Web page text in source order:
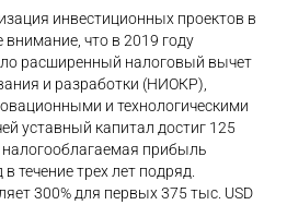
инвестиционных проектов в
внимание, что в 2019 году
расширенный налоговый вычет
и разработки (НИОКР),
и технологическими
уставный капитал достиг 125
налогооблагаемая прибыль
течение трех лет подряд.
300% для первых 375 тыс. USD